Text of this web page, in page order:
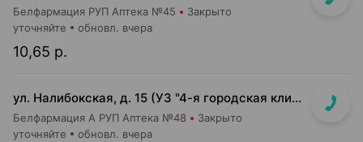
Белфармация РУП Аптека №45 Закрыто
10,65 р.
уточняйте обновл. вчера
ул. Налибокская, д. 15 (УЗ "4-я городская клиническая детская п-ка")
Белфармация А РУП Аптека №48 Закрыто
уточняйте обновл. вчера